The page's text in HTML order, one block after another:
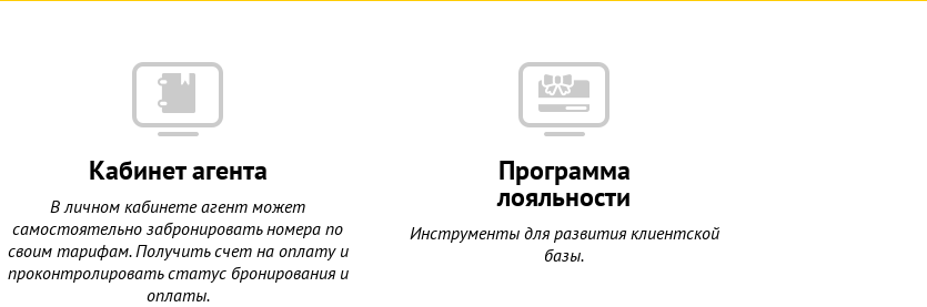
Кабинет агента
В личном кабинете агент может
самостоятельно забронировать номера по
своим тарифам. Получить счет на оплату и
проконтролировать статус бронирования и
оплаты.
Программа
лояльности
Инструменты для развития клиентской
базы.